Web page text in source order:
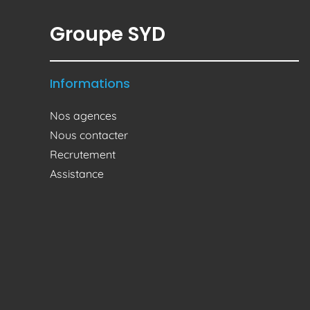
Groupe SYD
Informations
Nos agences
Nous contacter
Recrutement
Assistance